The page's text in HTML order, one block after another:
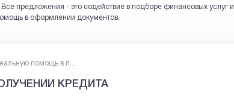
предложения - это содействие в подборе финансовых услуг и
в оформлении документов.
помощь в п...
КРЕДИТА